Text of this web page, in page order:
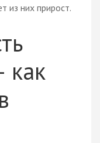
из них прирост.
как